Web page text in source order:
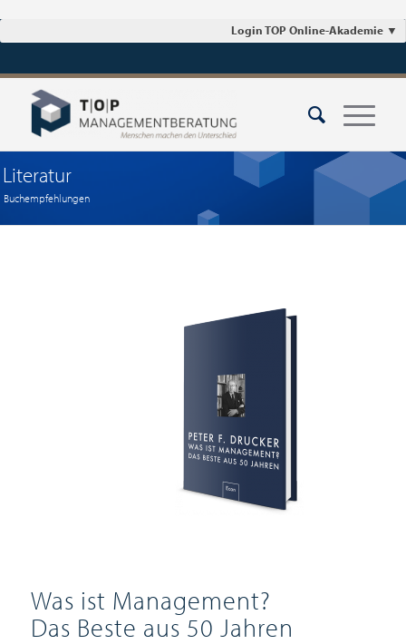
Login TOP Online-Akademie ▼
Buchempfehlungen
Literatur
Was ist Management?
Das Beste aus 50 Jahren